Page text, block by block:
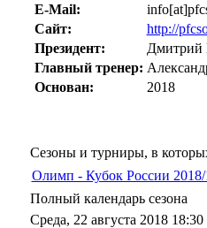
E-Mail:
Сайт:
http://
Президент:
Дмитрий
Главный тренер:
Основан:
2018
Сезоны и турниры, в
Олимп - Кубок России 2018/
Полный календарь сезона
Среда, 22 августа 2018 18:30